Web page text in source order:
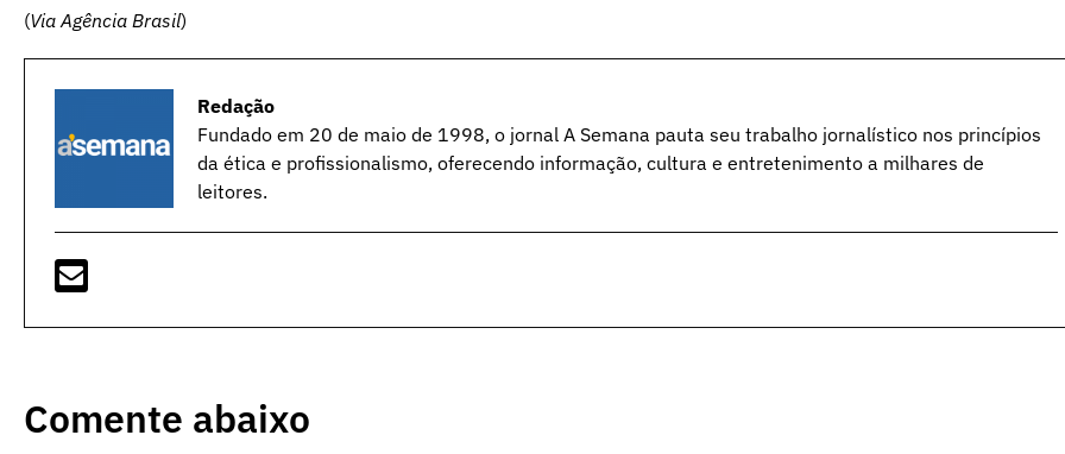
(Via Agência Brasil)
Redação
Fundado em 20 de maio de 1998, o jornal A Semana pauta seu trabalho jornalístico nos princípios
da ética e profissionalismo, oferecendo informação, cultura e entretenimento a milhares de
leitores.
Comente abaixo